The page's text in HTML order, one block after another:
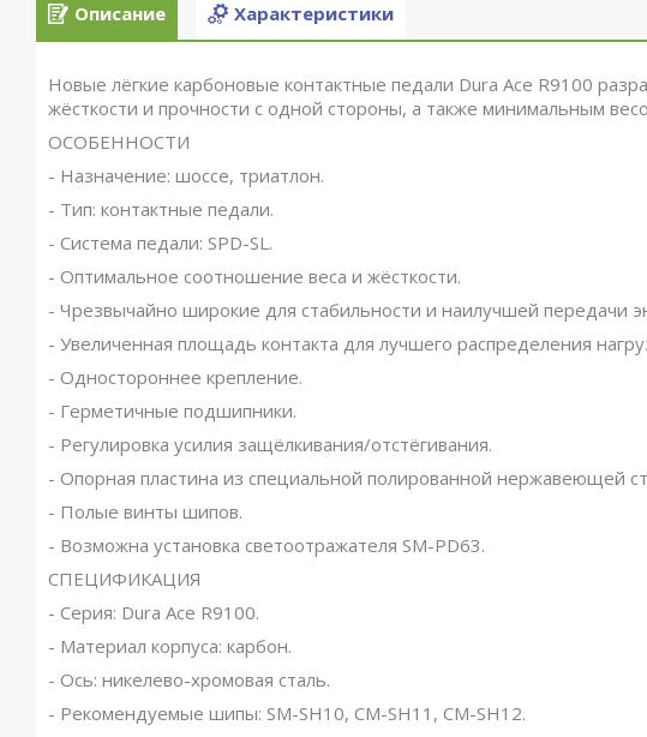
Описание Характеристики
Новые лёгкие карбоновые контактные педали Dura Ace R9100
жёсткости и прочности с одной стороны, а также минимальным
ОСОБЕННОСТИ
- Назначение: шоссе, триатлон.
- Тип: контактные педали.
- Система педали: SPD-SL.
- Оптимальное соотношение веса и жёсткости.
- Чрезвычайно широкие для стабильности и наилучшей передачи
- Увеличенная площадь контакта для лучшего распределения
- Одностороннее крепление.
- Герметичные подшипники.
- Регулировка усилия защёлкивания/отстёгивания.
- Опорная пластина из специальной полированной нержавеющей
- Полые винты шипов.
- Возможна установка светоотражателя SM-PD63.
СПЕЦИФИКАЦИЯ
- Серия: Dura Ace R9100.
- Материал корпуса: карбон.
- Ось: никелево-хромовая сталь.
- Рекомендуемые шипы: SM-SH10, СМ-SH11, СМ-SH12.